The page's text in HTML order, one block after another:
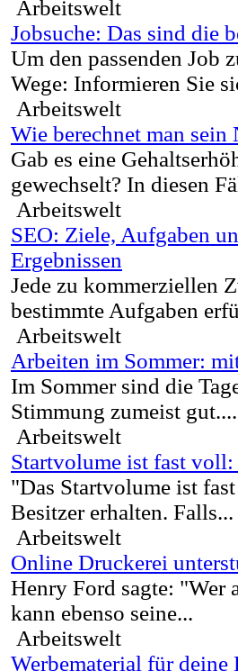
Arbeitswelt
Jobsuche: Das sind die
Um den passenden Job
Wege: Informieren Sie
Arbeitswelt
Wie berechnet man sein
Gab es eine
gewechselt? In diesen
Arbeitswelt
SEO: Ziele, Aufgaben
Ergebnissen
Jede zu kommerziellen
bestimmte Aufgaben
Arbeitswelt
Arbeiten im Sommer:
Im Sommer sind die
Stimmung zumeist gut....
Arbeitswelt
Startvolume ist fast
"Das Startvolume ist
Besitzer erhalten. Falls...
Arbeitswelt
Online Druckerei
Henry Ford sagte: "Wer
kann ebenso seine...
Arbeitswelt
Werbematerial für